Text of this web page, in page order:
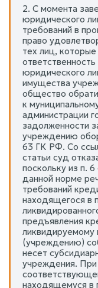
2. С момента
юридического
требований в
право
тех лиц,
юридического
имущества
общество
к
администрации
задолженности
учреждению
63 ГК РФ. Со
статьи суд
поскольку из п.
данной норме
требований
находящегося в
предъявления
(учреждению)
несет
учреждения.
находящемуся в